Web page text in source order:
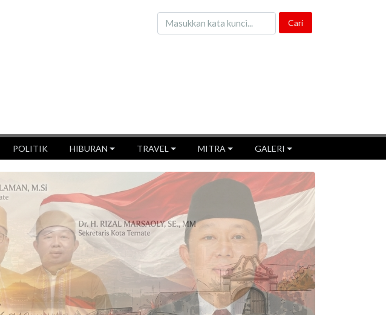
POLITIK HIBURAN TRAVEL MITRA GALERI